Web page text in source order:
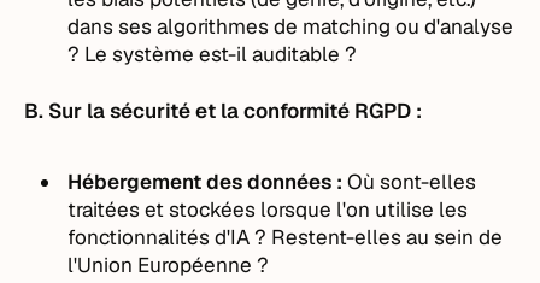
dans ses algorithmes de matching ou d'analyse
? Le système est-il auditable ?
B. Sur la sécurité et la conformité RGPD :
Hébergement des données : Où sont-elles
traitées et stockées lorsque l'on utilise les
fonctionnalités d'IA ? Restent-elles au sein de
l'Union Européenne ?